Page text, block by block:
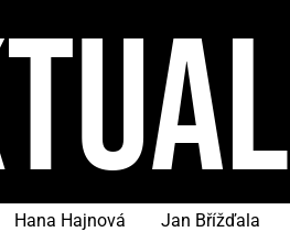
Hana Hajnová Jan Břížďala